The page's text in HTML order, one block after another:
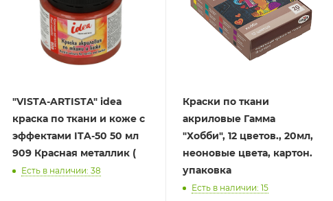
"VISTA-ARTISTA" idea
краска по ткани и коже с
эффектами ITA-50 50 мл
909 Красная металлик (
Есть в наличии: 38
Краски по ткани
акриловые Гамма
"Хобби", 12 цветов., 20мл,
неоновые цвета, картон.
упаковка
Есть в наличии: 15